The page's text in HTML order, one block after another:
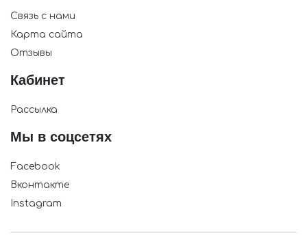
Связь с нами
Карта сайта
Отзывы
Кабинет
Рассылка
Мы в соцсетях
Facebook
Вконтакте
Instagram